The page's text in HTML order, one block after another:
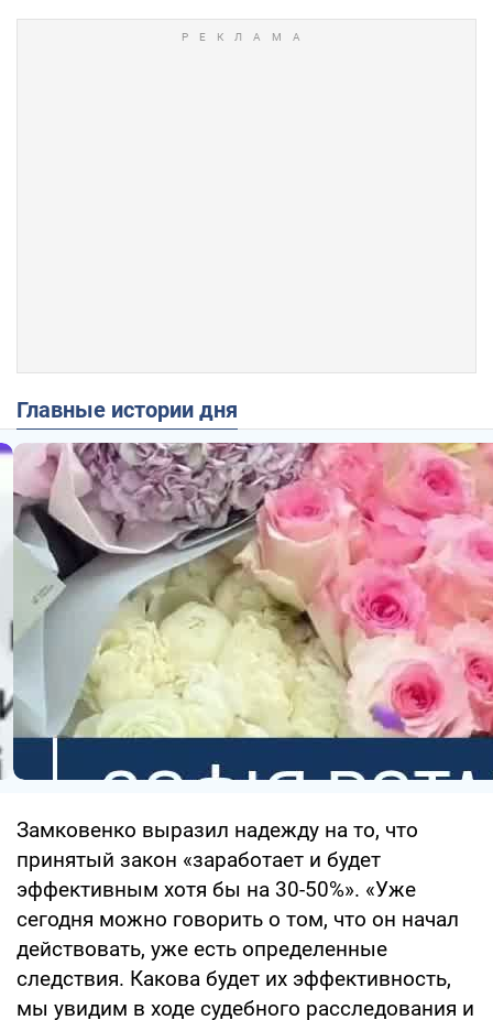
Главные истории дня
Замковенко выразил надежду на то, что
принятый закон «заработает и будет
эффективным хотя бы на 30-50%». «Уже
сегодня можно говорить о том, что он начал
действовать, уже есть определенные
следствия. Какова будет их эффективность,
мы увидим в ходе судебного расследования и